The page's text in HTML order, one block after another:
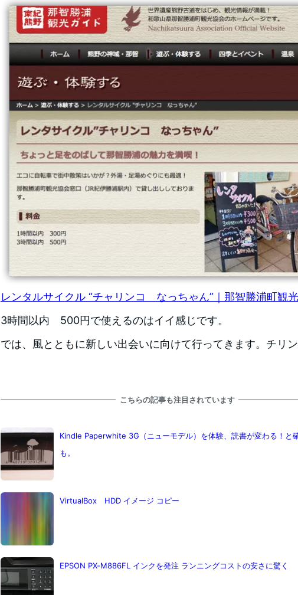
レンタルサイクル “チャリンコ なっちゃん”｜那智勝浦町観
3時間以内 500円で使えるのはイイ感じです。
では、風とともに新しい出会いに向けて行ってきます。チリン
こちらの記事も注目されています
Kindle Paperwhite 3G（ニューモデル）を体験、読書が変わる！と
も。
VirtualBox HDD イメージ コピー
EPSON PX-M886FL インクを発注 ランニングコストの安さに驚く